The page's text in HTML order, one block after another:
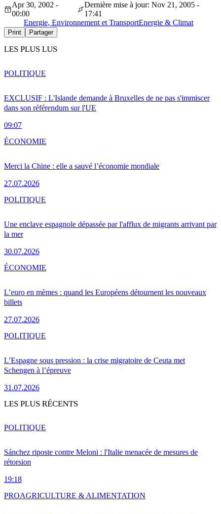
Apr 30, 2002 -
00:00
Dernière mise à jour: Nov 21, 2005 -
17:41
Energie, Environnement et TransportEnergie & Climat
Print Partager
LES PLUS LUS
EXCLUSIF : L'Islande demande à Bruxelles de ne pas s'immiscer
dans son référendum sur l'UE
09:07
POLITIQUE
Merci la Chine : elle a sauvé l’économie mondiale
27.07.2026
ÉCONOMIE
Une enclave espagnole dépassée par l'afflux de migrants arrivant par
la mer
30.07.2026
POLITIQUE
L’euro en mèmes : quand les Européens détournent les nouveaux
billets
27.07.2026
ÉCONOMIE
L’Espagne sous pression : la crise migratoire de Ceuta met
Schengen à l’épreuve
31.07.2026
POLITIQUE
LES PLUS RÉCENTS
Sánchez riposte contre Meloni : l'Italie menacée de mesures de
rétorsion
19:18
POLITIQUE
PROAGRICULTURE & ALIMENTATION